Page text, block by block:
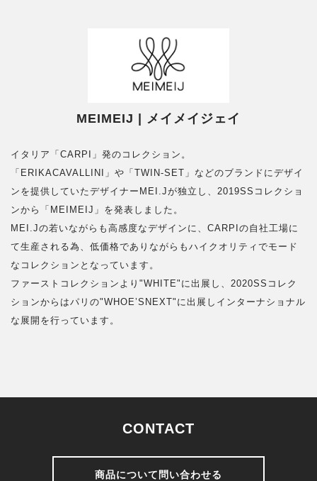
MEIMEIJ | メイメイジェイ
イタリア「CARPI」発のコレクション。
「ERIKACAVALLINI」や「TWIN-SET」などのブランドにデザイ
ンを提供していたデザイナーMEI.Jが独立し、2019SSコレクショ
ンから「MEIMEIJ」を発表しました。
MEI.Jの若いながらも高感度なデザインに、CARPIの自社工場に
て生産される為、低価格でありながらもハイクオリティでモード
なコレクションとなっています。
ファーストコレクションより"WHITE"に出展し、2020SSコレク
ションからはパリの"WHOE’SNEXT"に出展しインターナショナル
な展開を行っています。
CONTACT
商品について問い合わせる